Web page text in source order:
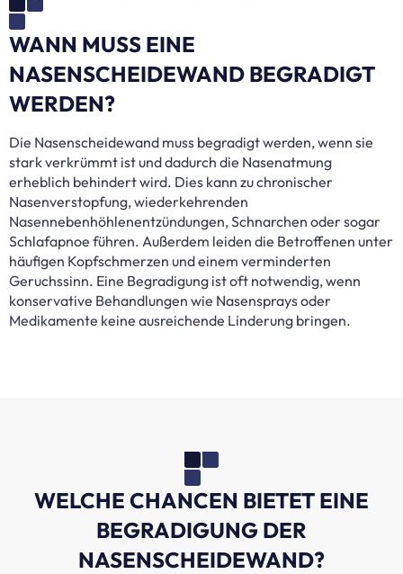
WANN MUSS EINE
NASENSCHEIDEWAND BEGRADIGT
WERDEN?
Die Nasenscheidewand muss begradigt werden, wenn sie
stark verkrümmt ist und dadurch die Nasenatmung
erheblich behindert wird. Dies kann zu chronischer
Nasenverstopfung, wiederkehrenden
Nasennebenhöhlenentzündungen, Schnarchen oder sogar
Schlafapnoe führen. Außerdem leiden die Betroffenen unter
häufigen Kopfschmerzen und einem verminderten
Geruchssinn. Eine Begradigung ist oft notwendig, wenn
konservative Behandlungen wie Nasensprays oder
Medikamente keine ausreichende Linderung bringen.
WELCHE CHANCEN BIETET EINE
BEGRADIGUNG DER
NASENSCHEIDEWAND?